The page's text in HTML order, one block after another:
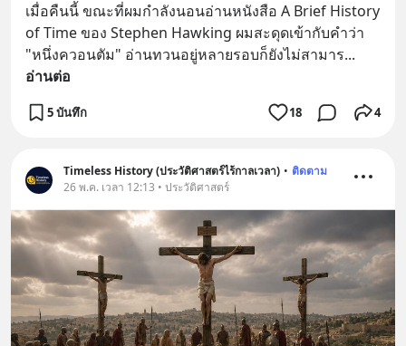
เมื่อคืนนี้ ขณะที่ผมกำลังนอนอ่านหนังสือ A Brief History
of Time ของ Stephen Hawking ผมสะดุดเข้ากับคำว่า
"หนึ่งควอนตัม" อ่านทวนอยู่หลายรอบก็ยังไม่สามาร
อ่านต่อ
5 บันทึก 18 4
Timeless History (ประวัติศาสตร์ไร้กาลเวลา) • ติดตาม
26 พ.ค. เวลา 12:13 • ประวัติศาสตร์